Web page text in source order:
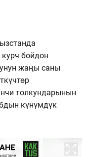
бойдон
жаңы саны
толкундарынын
күнүмдүк